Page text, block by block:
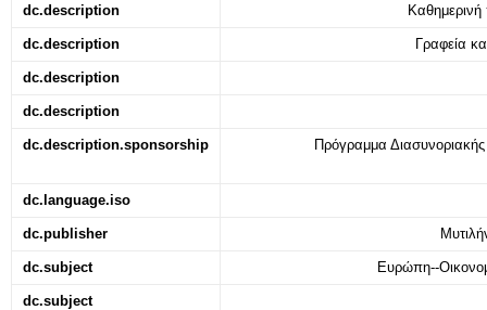
dc.description
dc.description Γραφεία
dc.description
dc.description
dc.description.sponsorship Πρόγραμμα
dc.language.iso
dc.publisher
dc.subject Ευρώπη--
dc.subject